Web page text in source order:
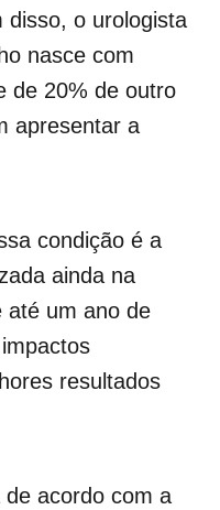
disso, o urologista
nasce com
de 20% de outro
apresentar a
condição é a
ainda na
até um ano de
resultados
de acordo com a